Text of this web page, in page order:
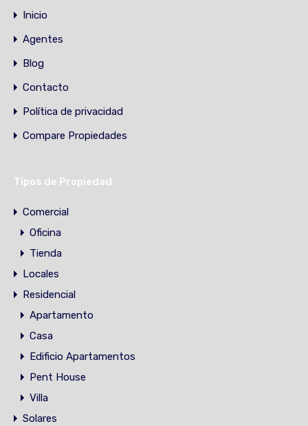
Inicio
Agentes
Blog
Contacto
Política de privacidad
Compare Propiedades
Tipos de Propiedad
Comercial
Oficina
Tienda
Locales
Residencial
Apartamento
Casa
Edificio Apartamentos
Pent House
Villa
Solares